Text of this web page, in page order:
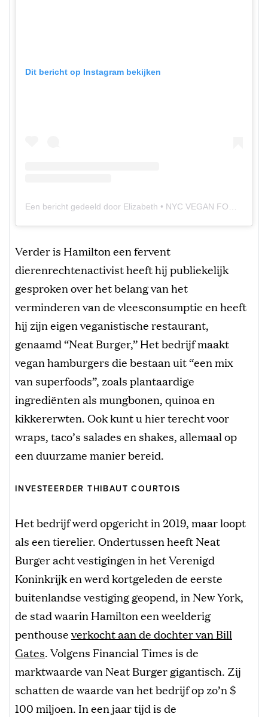
Dit bericht op Instagram bekijken
Een bericht gedeeld door Elizabeth • NYC VEGAN FOOD (@elizabethisvegan)
Verder is Hamilton een fervent
dierenrechtenactivist heeft hij publiekelijk
gesproken over het belang van het
verminderen van de vleesconsumptie en heeft
hij zijn eigen veganistische restaurant,
genaamd “Neat Burger,” Het bedrijf maakt
vegan hamburgers die bestaan uit “een mix
van superfoods”, zoals plantaardige
ingrediënten als mungbonen, quinoa en
kikkererwten. Ook kunt u hier terecht voor
wraps, taco’s salades en shakes, allemaal op
een duurzame manier bereid.
INVESTEERDER THIBAUT COURTOIS
Het bedrijf werd opgericht in 2019, maar loopt
als een tierelier. Ondertussen heeft Neat
Burger acht vestigingen in het Verenigd
Koninkrijk en werd kortgeleden de eerste
buitenlandse vestiging geopend, in New York,
de stad waarin Hamilton een weelderig
penthouseverkocht aan de dochter van Bill
Gates. Volgens Financial Times is de
marktwaarde van Neat Burger gigantisch. Zij
schatten de waarde van het bedrijf op zo’n $
100 miljoen. In een jaar tijd is de